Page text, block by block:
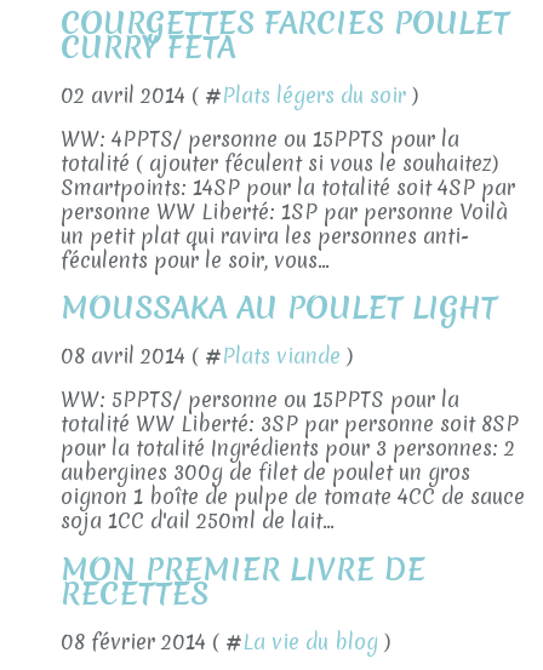
COURGETTES FARCIES POULET
CURRY FETA
02 avril 2014 ( #Plats légers du soir )
WW: 4PPTS/ personne ou 15PPTS pour la
totalité ( ajouter féculent si vous le souhaitez)
Smartpoints: 14SP pour la totalité soit 4SP par
personne WW Liberté: 1SP par personne Voilà
un petit plat qui ravira les personnes anti-
féculents pour le soir, vous...
MOUSSAKA AU POULET LIGHT
08 avril 2014 ( #Plats viande )
WW: 5PPTS/ personne ou 15PPTS pour la
totalité WW Liberté: 3SP par personne soit 8SP
pour la totalité Ingrédients pour 3 personnes: 2
aubergines 300g de filet de poulet un gros
oignon 1 boîte de pulpe de tomate 4CC de sauce
soja 1CC d'ail 250ml de lait...
MON PREMIER LIVRE DE
RECETTES
08 février 2014 ( #La vie du blog )